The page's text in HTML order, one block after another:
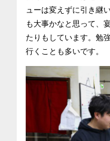
ューは変えずに引き継
も大事かなと思って、
たりもしています。勉
行くことも多いです。